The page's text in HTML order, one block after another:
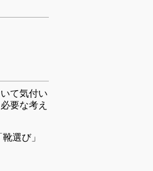
て気付い
要な考え
選び」